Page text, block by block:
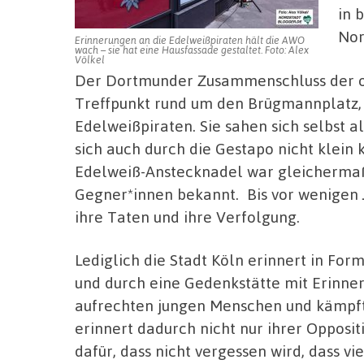
Erinnerungen an die Edelweißpiraten hält die AWO
wach – sie hat eine Hausfassade gestaltet. Foto: Alex
Völkel
in
Der Dortmunder Zusammenschluss
Treffpunkt rund um den
Edelweißpiraten. Sie sahen sich selbst
sich auch durch die Gestapo nicht
Edelweiß-Anstecknadel war
Gegner*innen bekannt. Bis vor
ihre Taten und ihre Verfolgung.
Lediglich die Stadt Köln erinnert in
und durch eine Gedenkstätte mit
aufrechten jungen Menschen und
erinnert dadurch nicht nur ihrer
dafür, dass nicht vergessen wird, dass